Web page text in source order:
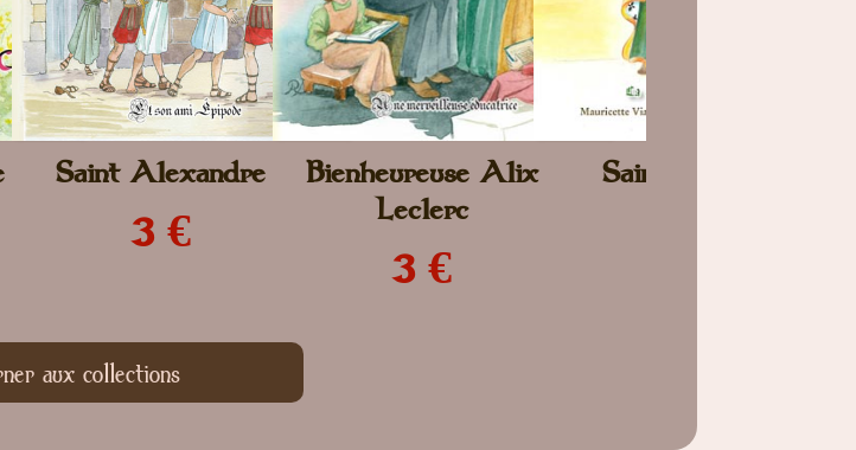
Saint Alexandre
3 €
Bienheureuse Alix
Leclerc
3 €
Sainte Anne
aux collections